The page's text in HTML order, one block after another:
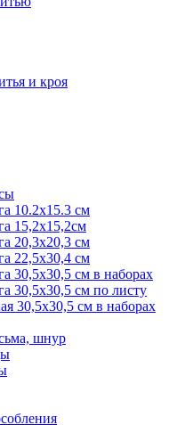
и кроя
10.2х15.3 см
15,2х15,2см
20,3х20,3 см
22,5х30,4 см
30,5х30,5 см в наборах
30,5х30,5 см по листу
30,5х30,5 см в наборах
шнур